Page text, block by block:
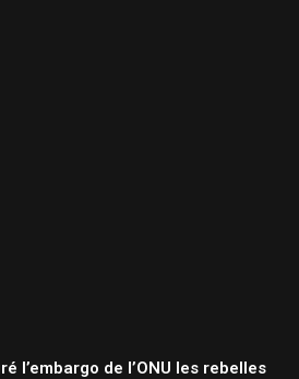
l’embargo de l’ONU les rebelles